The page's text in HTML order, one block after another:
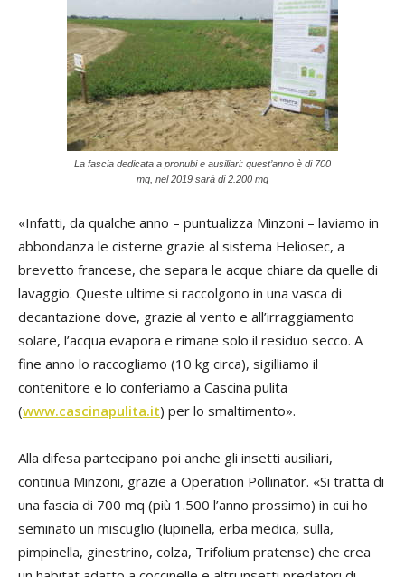
La fascia dedicata a pronubi e ausiliari: quest’anno è di 700
mq, nel 2019 sarà di 2.200 mq
«Infatti, da qualche anno – puntualizza Minzoni – laviamo in
abbondanza le cisterne grazie al sistema Heliosec, a
brevetto francese, che separa le acque chiare da quelle di
lavaggio. Queste ultime si raccolgono in una vasca di
decantazione dove, grazie al vento e all’irraggiamento
solare, l’acqua evapora e rimane solo il residuo secco. A
fine anno lo raccogliamo (10 kg circa), sigilliamo il
contenitore e lo conferiamo a Cascina pulita
(www.cascinapulita.it) per lo smaltimento».
Alla difesa partecipano poi anche gli insetti ausiliari,
continua Minzoni, grazie a Operation Pollinator. «Si tratta di
una fascia di 700 mq (più 1.500 l’anno prossimo) in cui ho
seminato un miscuglio (lupinella, erba medica, sulla,
pimpinella, ginestrino, colza, Trifolium pratense) che crea